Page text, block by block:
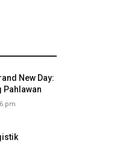
New Day:
Pahlawan
pm